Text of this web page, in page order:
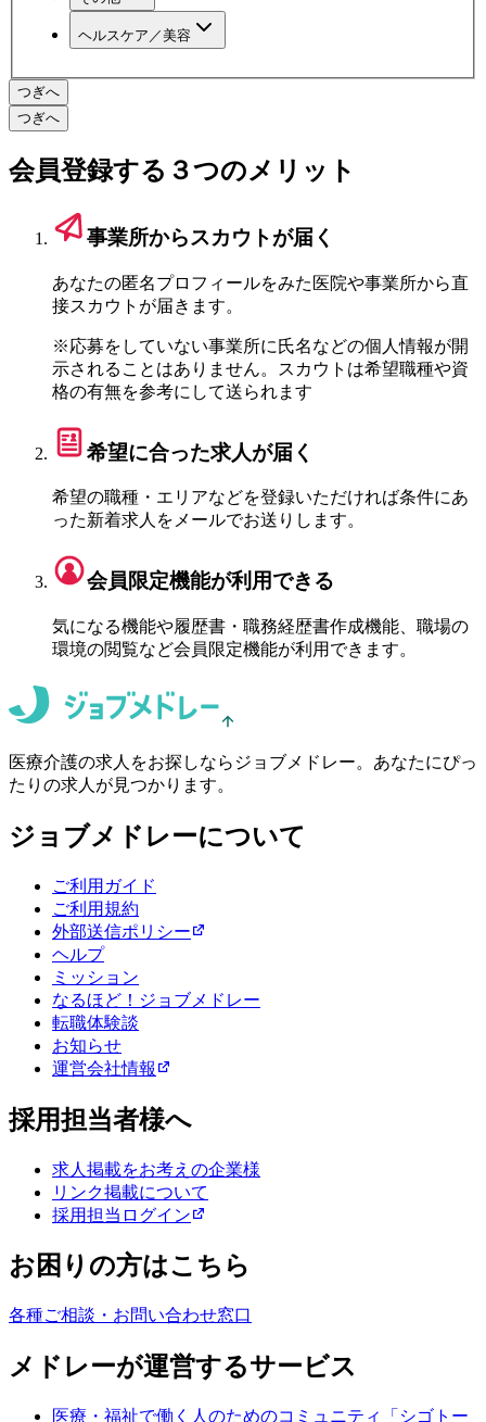
ヘルスケア／美容
つぎへ
つぎへ
会員登録する３つのメリット
事業所からスカウトが届く
あなたの匿名プロフィールをみた医院や事業所から直
接スカウトが届きます。
※応募をしていない事業所に氏名などの個人情報が開
示されることはありません。スカウトは希望職種や資
格の有無を参考にして送られます
希望に合った求人が届く
希望の職種・エリアなどを登録いただければ条件にあ
った新着求人をメールでお送りします。
会員限定機能が利用できる
気になる機能や履歴書・職務経歴書作成機能、職場の
環境の閲覧など会員限定機能が利用できます。
医療介護の求人をお探しならジョブメドレー。あなたにぴっ
たりの求人が見つかります。
ジョブメドレーについて
ご利用ガイド
ご利用規約
外部送信ポリシー
ヘルプ
ミッション
なるほど！ジョブメドレー
転職体験談
お知らせ
運営会社情報
採用担当者様へ
求人掲載をお考えの企業様
リンク掲載について
採用担当ログイン
お困りの方はこちら
各種ご相談・お問い合わせ窓口
メドレーが運営するサービス
医療・福祉で働く人のためのコミュニティ「シゴトー